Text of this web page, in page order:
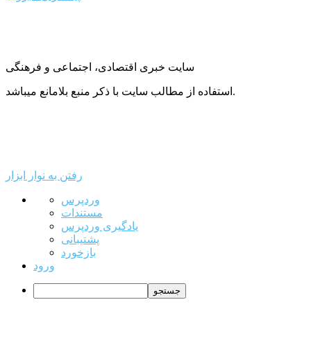
سایت خبری اقتصادی، اجتماعی و فرهنگی
استفاده از مطالب سایت با ذکر منبع بلامانع میباشد.
رفتن به نوار ابزار
درباره
وردپرس
وردپرس
مستندات
یادگیری وردپرس
پشتیبانی
بازخورد
ورود
جستجو